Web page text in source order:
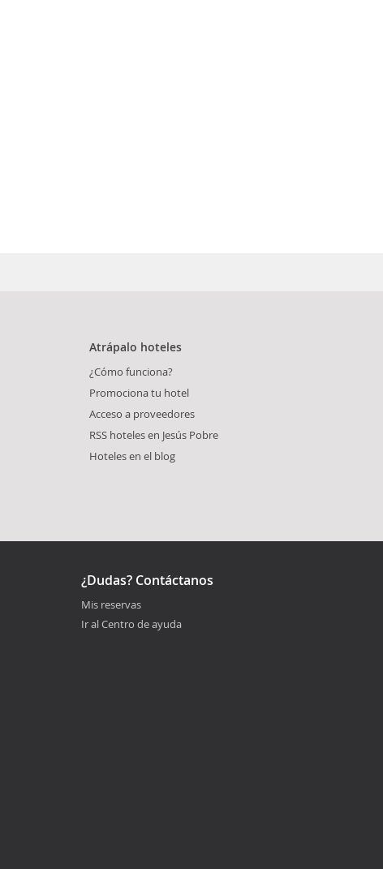
Atrápalo hoteles
¿Cómo funciona?
Promociona tu hotel
Acceso a proveedores
RSS hoteles en Jesús Pobre
Hoteles en el blog
¿Dudas? Contáctanos
Mis reservas
Ir al Centro de ayuda